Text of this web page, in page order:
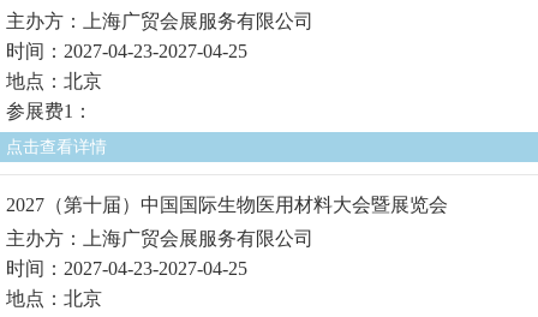
主办方：上海广贸会展服务有限公司
时间：2027-04-23-2027-04-25
地点：北京
参展费1：
点击查看详情
2027（第十届）中国国际生物医用材料大会暨展览会
主办方：上海广贸会展服务有限公司
时间：2027-04-23-2027-04-25
地点：北京